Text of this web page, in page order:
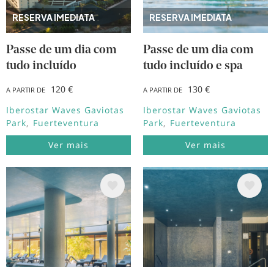
RESERVA IMEDIATA
Passe de um dia com
tudo incluído
A PARTIR DE
120 €
Iberostar Waves Gaviotas
Park
Fuerteventura
Ver mais
RESERVA IMEDIATA
Passe de um dia com
tudo incluído e spa
A PARTIR DE
130 €
Iberostar Waves Gaviotas
Park
Fuerteventura
Ver mais
Imagem Imagem